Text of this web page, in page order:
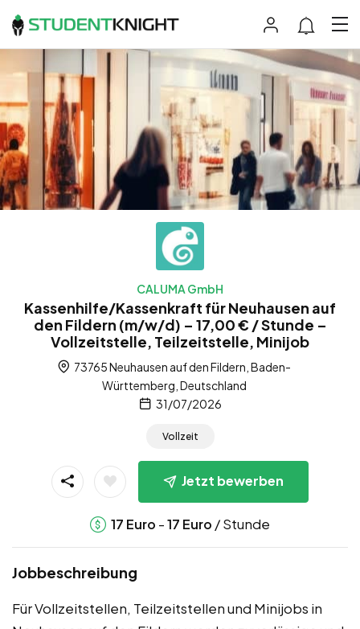
CALUMA GmbH
Kassenhilfe/Kassenkraft für Neuhausen auf
den Fildern (m/w/d) – 17,00 € / Stunde –
Vollzeitstelle, Teilzeitstelle, Minijob
73765 Neuhausen auf den Fildern, Baden-
Württemberg, Deutschland
31/07/2026
Vollzeit
Jetzt bewerben
17 Euro -17 Euro / Stunde
Jobbeschreibung
Für Vollzeitstellen, Teilzeitstellen und Minijobs in